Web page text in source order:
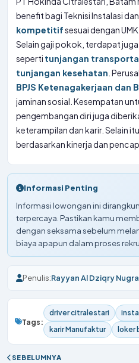
benefit bagi Teknisi Instalasi
kompetitifsesuai dengan
Selain gaji pokok, terdapat
seperti tunjangan
tunjangan kesehatan .
BPJS Ketenagakerjaan dan
jaminan sosial. Kesempatan
pengembangan diri juga
keterampilan dan karir. Selain
berdasarkan kinerja dan
Informasi Penting
Informasi lowongan ini
terpercaya. Pastikan kamu
dengan seksama sebelum
biaya apapun dalam proses
Penulis:Rayyan Al Dziqry
Tags:
driver citralestari
karir Manufaktur
loker
SEBELUMNYA